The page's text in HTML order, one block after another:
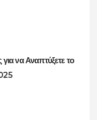
για να Αναπτύξετε το